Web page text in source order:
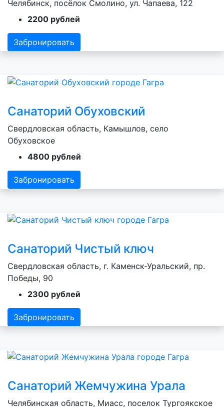
Челябинск, посёлок Смолино, ул. Чапаева, 122
2200 рублей
Забронировать
Санаторий Обуховский
Свердловская область, Камышлов, село
Обуховское
4800 рублей
Забронировать
Санаторий Чистый ключ
Свердловская область, г. Каменск-Уральский, пр.
Победы, 90
2300 рублей
Забронировать
Санаторий Жемчужина Урала
Челябинская область, Миасс, поселок Тургоякское